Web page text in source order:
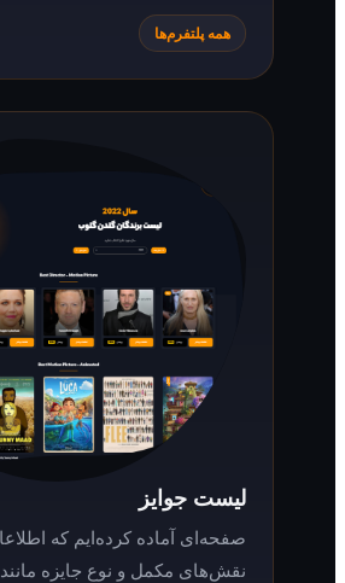
همه پلتفرم‌ها
لیست جوایز
صفحه‌ای آماده کرده‌ایم که اطلاعات نامزدها،
نقش‌های مکمل و نوع جایزه مانند گلدن گلوب